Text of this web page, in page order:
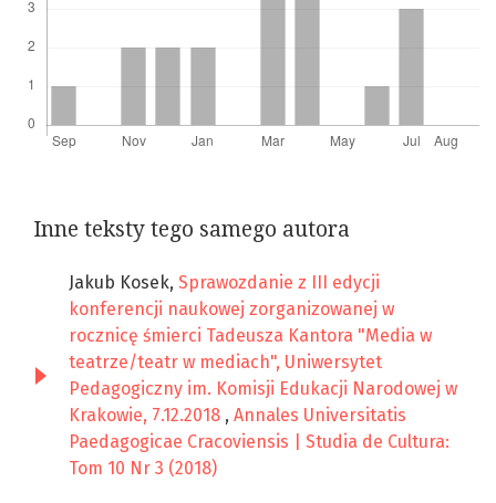
Inne teksty tego samego autora
Jakub Kosek, Sprawozdanie z III edycji
konferencji naukowej zorganizowanej w
rocznicę śmierci Tadeusza Kantora "Media w
teatrze/teatr w mediach", Uniwersytet
Pedagogiczny im. Komisji Edukacji Narodowej w
Krakowie, 7.12.2018 , Annales Universitatis
Paedagogicae Cracoviensis | Studia de Cultura:
Tom 10 Nr 3 (2018)